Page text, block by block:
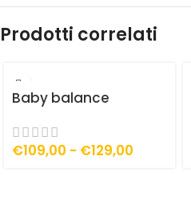
Prodotti correlati
Baby balance
€109,00 - €129,00